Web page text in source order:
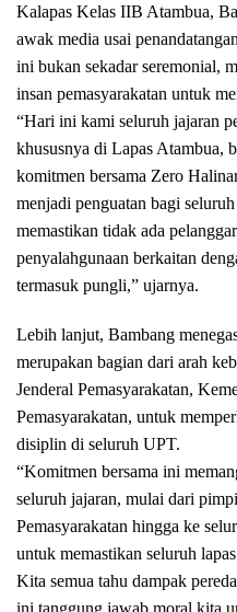
Kalapas Kelas IIB Atambua,
awak media usai
ini bukan sekadar seremonial,
insan pemasyarakatan untuk
“Hari ini kami seluruh jajaran
khususnya di Lapas Atambua,
komitmen bersama Zero
menjadi penguatan bagi
memastikan tidak ada
penyalahgunaan berkaitan
termasuk pungli,” ujarnya.
Lebih lanjut, Bambang
merupakan bagian dari arah
Jenderal Pemasyarakatan,
Pemasyarakatan, untuk
disiplin di seluruh UPT.
“Komitmen bersama ini
seluruh jajaran, mulai dari
Pemasyarakatan hingga ke
untuk memastikan seluruh
Kita semua tahu dampak
ini tanggung jawab moral kita